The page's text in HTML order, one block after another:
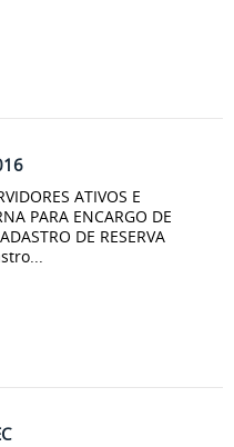
ATIVOS E
PARA ENCARGO DE
DE RESERVA